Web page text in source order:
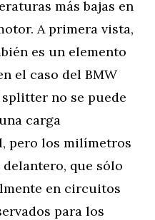
más bajas en
A primera vista,
es un elemento
el caso del BMW
no se puede
carga
pero los milímetros
que sólo
en circuitos
para los